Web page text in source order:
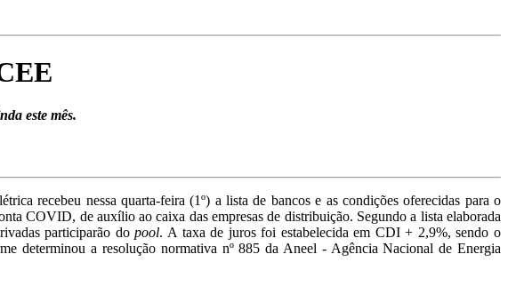
este mês.
recebeu nessa quarta-feira (1º) a lista de bancos e as condições oferecidas para o
COVID, de auxílio ao caixa das empresas de distribuição. Segundo a lista elaborada
participarão dopool. A taxa de juros foi estabelecida em CDI + 2,9%, sendo o
determinou a resolução normativa nº 885 da Aneel - Agência Nacional de Energia